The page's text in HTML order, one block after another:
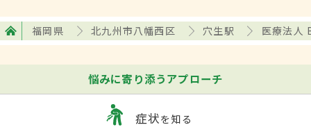
福岡県 北九州市八幡西区 穴生駅 医療法人
悩みに寄り添うアプローチ
症状を知る